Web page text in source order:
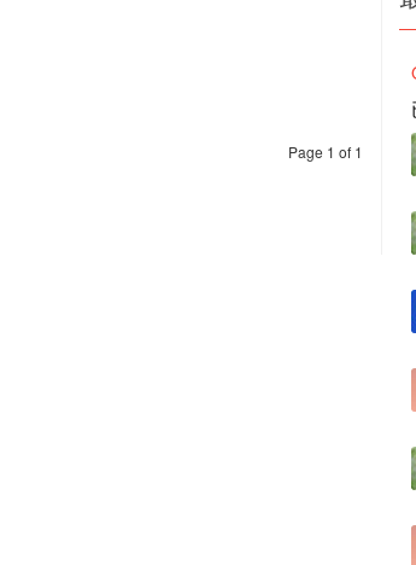
Page 1 of 1